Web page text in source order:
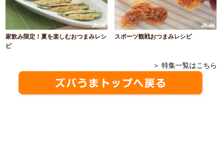
家飲み限定！夏を楽しむおつまみレシ
ピ
スポーツ観戦おつまみレシピ
＞ 特集一覧はこちら